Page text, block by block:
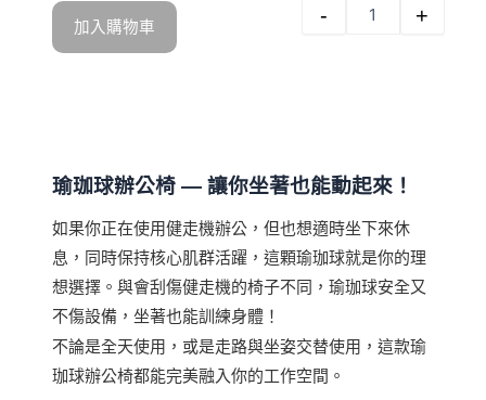
- +
加入購物車
瑜珈球辦公椅 — 讓你坐著也能動起來！
如果你正在使用健走機辦公，但也想適時坐下來休
息，同時保持核心肌群活躍，這顆瑜珈球就是你的理
想選擇。與會刮傷健走機的椅子不同，瑜珈球安全又
不傷設備，坐著也能訓練身體！
不論是全天使用，或是走路與坐姿交替使用，這款瑜
珈球辦公椅都能完美融入你的工作空間。